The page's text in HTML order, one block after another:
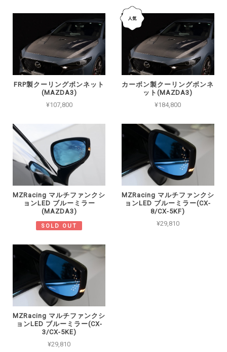
FRP製クーリングボンネット
(MAZDA3)
¥107,800
カーボン製クーリングボンネ
ット(MAZDA3)
¥184,800
MZRacing マルチファンクシ
ョンLED ブルーミラー
(MAZDA3)
SOLD OUT
MZRacing マルチファンクシ
ョンLED ブルーミラー(CX-
8/CX-5KF)
¥29,810
MZRacing マルチファンクシ
ョンLED ブルーミラー(CX-
3/CX-5KE)
¥29,810